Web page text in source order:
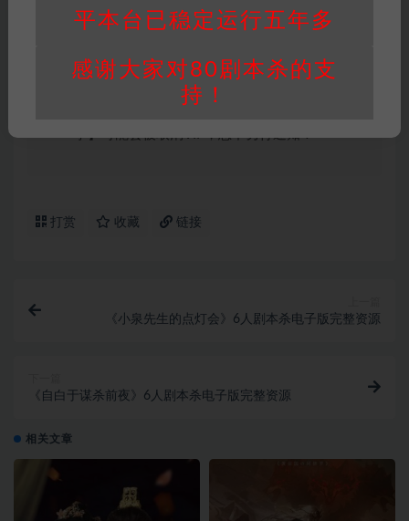
站整理资料的时间成本及网站运营所需支出费
重要提醒∶任何情况下，本站及相关人士对于访
问或购买使用引起的任何行为和纠纷，本站概不
享】可能会被取消VIP，恕不另行通知！
打赏 收藏 链接
《小泉先生的点灯会》6人剧本杀电子版完整资源
《自白于谋杀前夜》6人剧本杀电子版完整资源
相关文章
平本台已稳定运行五年多
感谢大家对80剧本杀的支
持！